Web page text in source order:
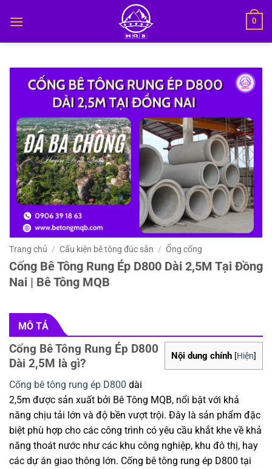
qua
0
Trang chủ / Cấu kiện bê tông đúc sẵn / Ống cống
Cống Bê Tông Rung Ép D800 Dài 2,5M Tại Đồng
Nai | Bê Tông MQB
MÔ TẢ
Nội dung chính [Hiện]
Cống Bê Tông Rung Ép D800
Dài 2,5M là gì?
Cống bê tông rung ép D800 dài
2,5m được sản xuất bởi Bê Tông MQB, nổi bật với khả
năng chịu tải lớn và độ bền vượt trội. Đây là sản phẩm đặc
biệt phù hợp cho các công trình có yêu cầu khắt khe về khả
năng thoát nước như các khu công nghiệp, khu đô thị, hay
các dự án giao thông lớn. Cống bê tông rung ép D800 tại